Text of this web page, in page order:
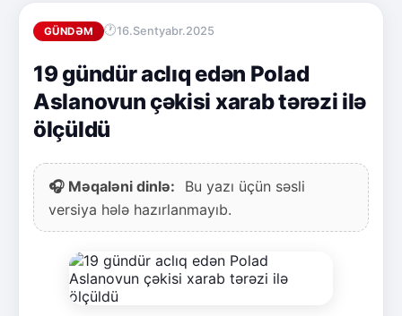
GÜNDƏM 16.Sentyabr.2025
19 gündür aclıq edən Polad
Aslanovun çəkisi xarab tərəzi ilə
ölçüldü
🎧 Məqaləni dinlə:
Bu yazı üçün səsli
versiya hələ hazırlanmayıb.